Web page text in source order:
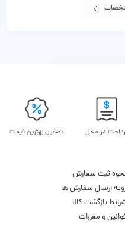
در محل تضمین بهترین قیمت
ثبت سفارش
ارسال سفارش ها
بازگشت کالا
و مقررات